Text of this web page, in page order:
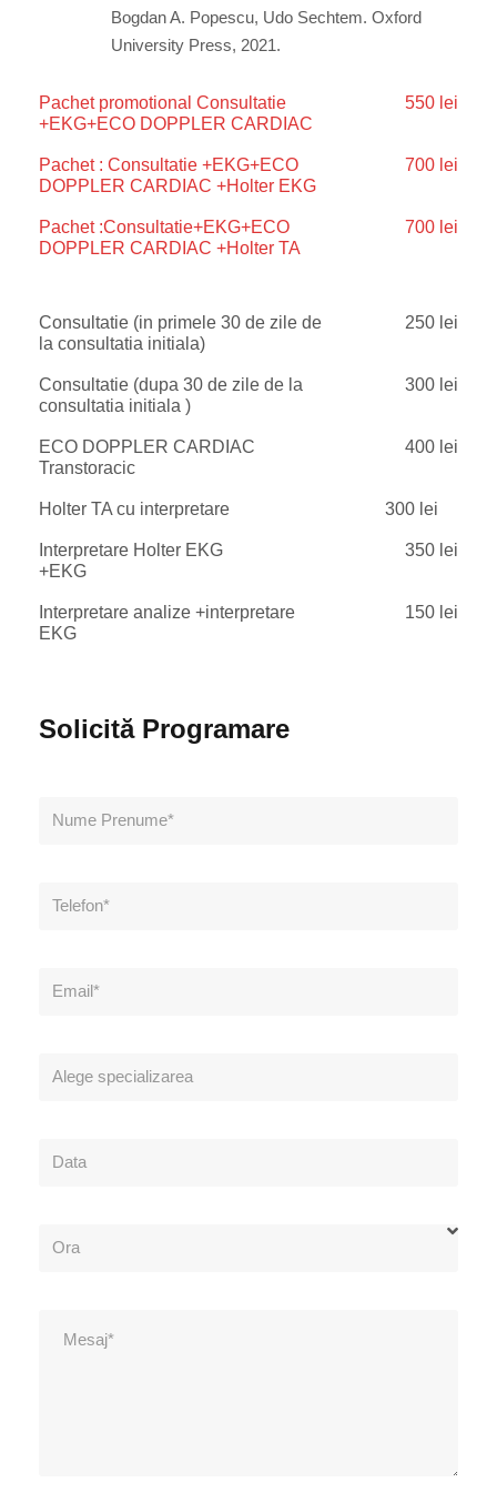
Bogdan A. Popescu, Udo Sechtem. Oxford
University Press, 2021.
Pachet promotional Consultatie
+EKG+ECO DOPPLER CARDIAC
550 lei
Pachet : Consultatie +EKG+ECO
DOPPLER CARDIAC +Holter EKG
700 lei
Pachet :Consultatie+EKG+ECO
DOPPLER CARDIAC +Holter TA
700 lei
Consultatie (in primele 30 de zile de
la consultatia initiala)
250 lei
Consultatie (dupa 30 de zile de la
consultatia initiala )
300 lei
ECO DOPPLER CARDIAC
Transtoracic
400 lei
Holter TA cu interpretare 300 lei
Interpretare Holter EKG
+EKG
350 lei
Interpretare analize +interpretare
EKG
150 lei
Solicită Programare